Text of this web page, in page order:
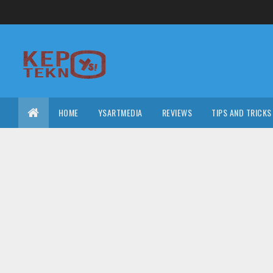
HOME YSARTMEDIA REVIEWS TIPS AND TRICKS